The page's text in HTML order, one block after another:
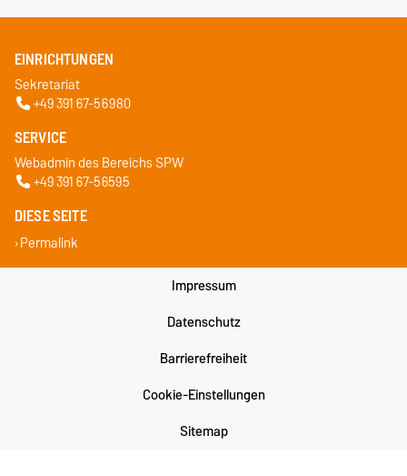
EINRICHTUNGEN
Sekretariat
+49 391 67-56980
SERVICE
Webadmin des Bereichs SPW
+49 391 67-56595
DIESE SEITE
Permalink
Impressum
Datenschutz
Barrierefreiheit
Cookie-Einstellungen
Sitemap